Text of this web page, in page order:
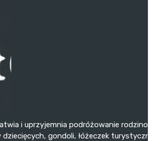
i uprzyjemnia podróżowanie
gondoli, łóżeczek